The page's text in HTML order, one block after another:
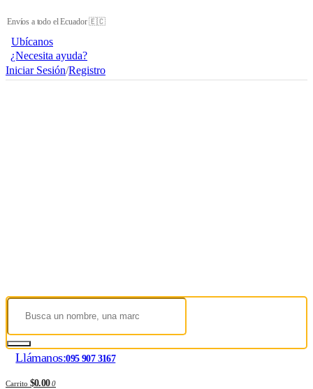
Envíos a todo el Ecuador 🇪🇨
Ubícanos
¿Necesita ayuda?
Iniciar Sesión/Registro
Llámanos:095 907 3167
Carrito $0.00 0